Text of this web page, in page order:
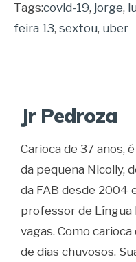
Tags:covid-19, jorge,
feira 13, sextou, uber
Jr Pedroza
Carioca de 37 anos,
da pequena Nicolly,
da FAB desde 2004
professor de Língua
vagas. Como
de dias chuvosos.